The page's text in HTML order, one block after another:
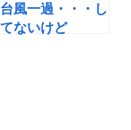
台風一過・・・し
てないけど